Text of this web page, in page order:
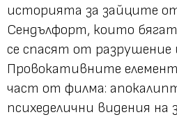
историята за зайците
Сендълфорт, които
се спасят от разрушение
Провокативните
част от филма:
психеделични видения на